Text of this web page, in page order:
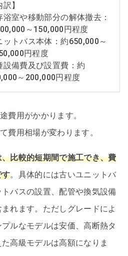
訳】
浴室や移動部分の解体撤去：
～150,000円程度
ットバス本体：約650,000～
円程度
設備費及び設置費：約
～200,000円程度
費用がかかります。
費用相場が変わります。
比較的短期間で施工でき、費
す。具体的には古いユニットバ
バスの設置、配管や換気設備
れます。ただしグレードによ
ルなモデルは安価、高断熱タ
高級モデルは高額になりま